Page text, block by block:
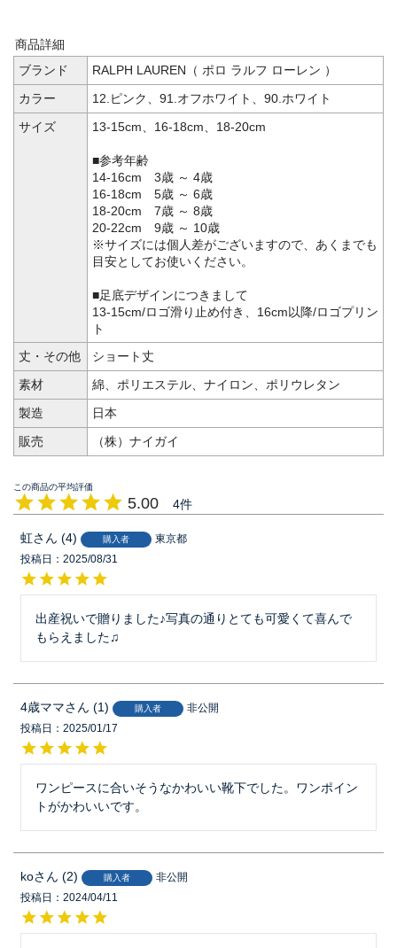
商品詳細
ブランド
RALPH LAUREN（ ポロ ラルフ ローレン ）
カラー
12.ピンク、91.オフホワイト、90.ホワイト
サイズ
13-15cm、16-18cm、18-20cm
■参考年齢
14-16cm 3歳 ～ 4歳
16-18cm 5歳 ～ 6歳
18-20cm 7歳 ～ 8歳
20-22cm 9歳 ～ 10歳
※サイズには個人差がございますので、あくまでも
目安としてお使いください。
■足底デザインにつきまして
13-15cm/ロゴ滑り止め付き、16cm以降/ロゴプリン
ト
丈・その他
ショート丈
素材
綿、ポリエステル、ナイロン、ポリウレタン
製造
日本
販売
（株）ナイガイ
5.00 4
虹 4 購入者
東京都
投稿日
2025/08/31
出産祝いで贈りました♪写真の通りとても可愛くて喜んで
もらえました♫
4歳ママ 1 購入者
非公開
投稿日
2025/01/17
ワンピースに合いそうなかわいい靴下でした。ワンポイン
トがかわいいです。
ko 2 購入者
非公開
投稿日
2024/04/11